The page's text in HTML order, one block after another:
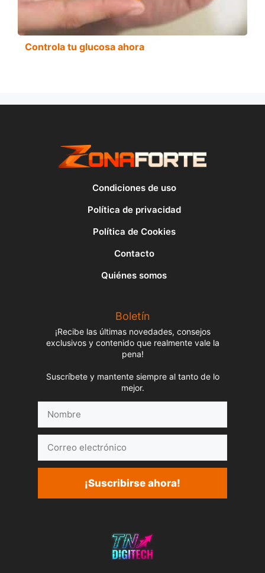
Controla tu glucosa ahora
Condiciones de uso
Política de privacidad
Política de Cookies
Contacto
Quiénes somos
Boletín
¡Recibe las últimas novedades, consejos
exclusivos y contenido que realmente vale la
pena!
Suscríbete y mantente siempre al tanto de lo
mejor.
electrónico
¡Suscribirse ahora!